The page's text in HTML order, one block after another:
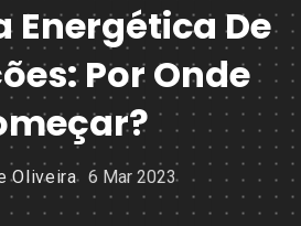
Energética De
Por Onde
Oliveira 6 Mar 2023